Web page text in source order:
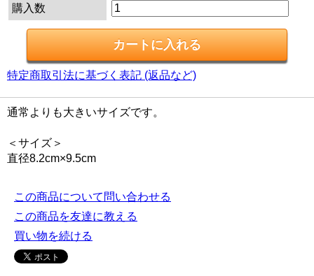
購入数
特定商取引法に基づく表記 (返品など)
通常よりも大きいサイズです。
＜サイズ＞
直径8.2cm×9.5cm
この商品について問い合わせる
この商品を友達に教える
買い物を続ける